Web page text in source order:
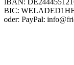
BIC:
oder: PayPal: